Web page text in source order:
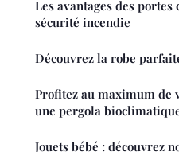
Les avantages des
sécurité incendie
Découvrez la robe
Profitez au maximum de
une pergola
Jouets bébé : découvrez